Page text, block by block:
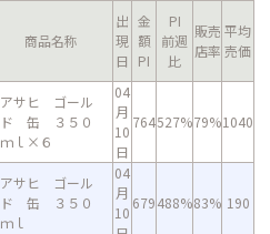
商品名称
出
現
日
金
額
PI
PI
前週
比
販売
店率
平均
売価
アサヒ ゴール
ド 缶 ３５０
ｍｌ×６
04
月
10
日
764527%79%1040
アサヒ ゴール
ド 缶 ３５０
ｍｌ
04
月
10
679488%83% 190